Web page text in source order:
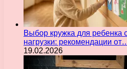
Выбор кружка для ребенка
нагрузки: рекомендации
19.02.2026